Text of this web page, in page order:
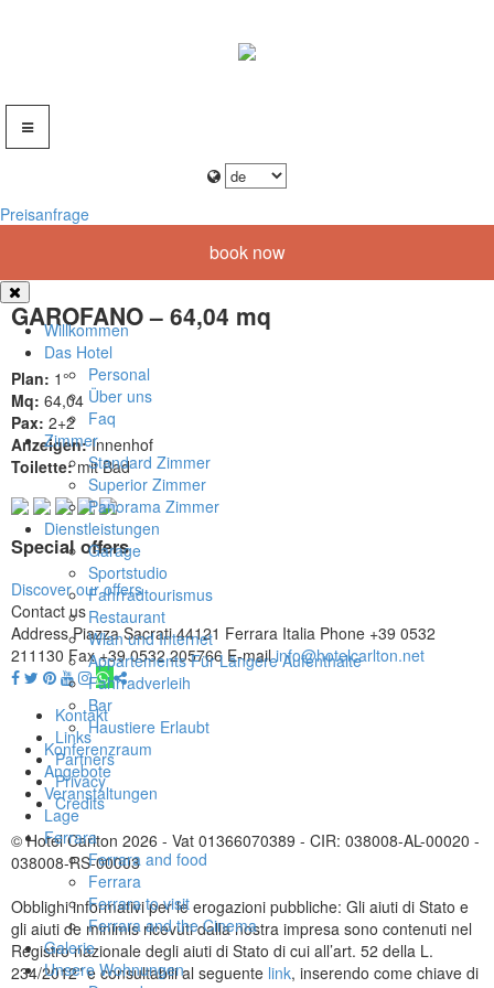
Preisanfrage
book now
Willkommen
Das Hotel
Personal
Über uns
Faq
Zimmer
Standard Zimmer
Superior Zimmer
Panorama Zimmer
Dienstleistungen
Garage
Sportstudio
Fahrradtourismus
Restaurant
Wlan und Internet
Appartements Für Längere Aufenthalte
Fahrradverleih
Bar
Haustiere Erlaubt
Konferenzraum
Angebote
Veranstaltungen
Lage
Ferrara
Ferrara and food
Ferrara
Ferrara to visit
Ferrara and the Cinema
Galerie
Unsere Wohnungen
GAROFANO – 64,04 mq
Plan: 1°
Mq: 64,04
Pax: 2+2
Anzeigen:Innenhof
Toilette:mit Bad
Special offers
Discover our offers
Contact us
Address Piazza Sacrati 44121 Ferrara Italia Phone +39 0532
211130 Fax +39 0532 205766 E-mail info@hotelcarlton.net
Kontakt
Links
Partners
Privacy
Credits
© Hotel Carlton 2026 - Vat 01366070389 - CIR: 038008-AL-00020 -
038008-RS-00003
Obblighi informativi per le erogazioni pubbliche: Gli aiuti di Stato e
gli aiuti de minimis ricevuti dalla nostra impresa sono contenuti nel
Registro nazionale degli aiuti di Stato di cui all’art. 52 della L.
234/2012” e consultabili al seguente link, inserendo come chiave di